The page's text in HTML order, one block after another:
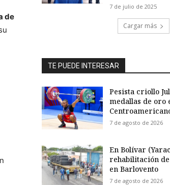
de
7 de julio de 2025
Cargar más
TE PUEDE INTERESAR
Pesista criollo
medallas de oro
7 de agosto de 2026
En Bolívar
rehabilitación
en Barlovento
7 de agosto de 2026